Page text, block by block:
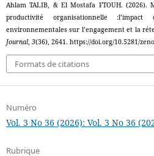
Ahlam TALIB, & El Mostafa FTOUH. (2026).
productivité organisationnelle
environnementales sur l’engagement et la
Journal, 3(36), 2641. https://doi.org/10.5281/
Formats de citations
Numéro
Vol. 3 No 36 (2026): Vol. 3 No 36
Rubrique